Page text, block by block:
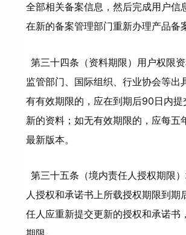
全部相关备案信息，然后完成用户信
在新的备案管理部门重新办理产品备
第三十四条（资料期限）用户权限
监管部门、国际组织、行业协会等出
有有效期限的，应在到期后90日内提
新的资料；如无有效期限的，应每五
最新版本。
第三十五条（境内责任人授权期限
人授权和承诺书上所载授权期限到期
任人应重新提交更新的授权和承诺书